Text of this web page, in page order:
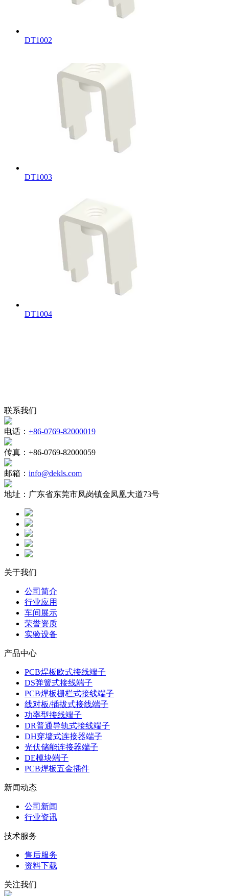
DT1002
DT1003
DT1004
联系我们
电话： +86-0769-82000019
传真： +86-0769-82000059
邮箱： info@dekls.com
地址： 广东省东莞市凤岗镇金凤凰大道73号
关于我们
公司简介
行业应用
车间展示
荣誉资质
实验设备
产品中心
PCB焊板欧式接线端子
DS弹簧式接线端子
PCB焊板栅栏式接线端子
线对板/插拔式接线端子
功率型接线端子
DR普通导轨式接线端子
DH穿墙式连接器端子
光伏储能连接器端子
DE模块端子
PCB焊板五金插件
新闻动态
公司新闻
行业资讯
技术服务
售后服务
资料下载
关注我们